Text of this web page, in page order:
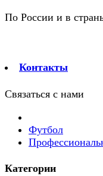
По России и в
Контакты
Связаться с нами
Футбол
Категории